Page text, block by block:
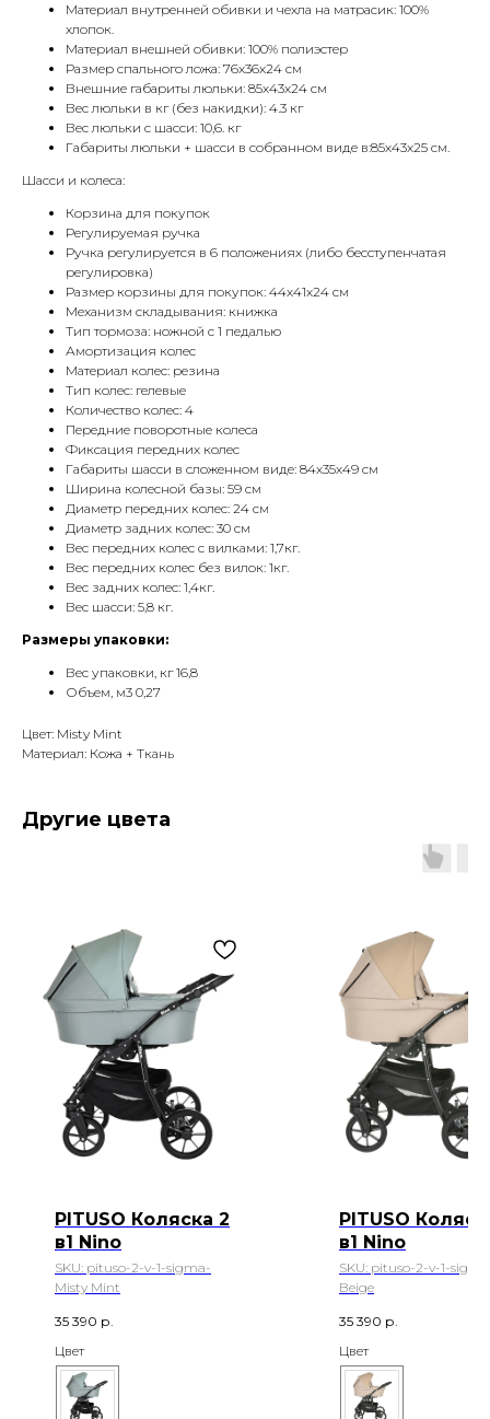
Материал внутренней обивки и чехла на матрасик: 100%
хлопок.
Материал внешней обивки: 100% полиэстер
Размер спального ложа: 76х36х24 см
Внешние габариты люльки: 85х43х24 см
Вес люльки в кг (без накидки): 4.3 кг
Вес люльки с шасси: 10,6. кг
Габариты люльки + шасси в собранном виде в:85х43х25 см.
Шасси и колеса:
Корзина для покупок
Регулируемая ручка
Ручка регулируется в 6 положениях (либо бесступенчатая
регулировка)
Размер корзины для покупок: 44х41х24 см
Механизм складывания: книжка
Тип тормоза: ножной с 1 педалью
Амортизация колес
Материал колес: резина
Тип колес: гелевые
Количество колес: 4
Передние поворотные колеса
Фиксация передних колес
Габариты шасси в сложенном виде: 84х35х49 см
Ширина колесной базы: 59 см
Диаметр передних колес: 24 см
Диаметр задних колес: 30 см
Вес передних колес с вилками: 1,7кг.
Вес передних колес без вилок: 1кг.
Вес задних колес: 1,4кг.
Вес шасси: 5,8 кг.
Размеры упаковки:
Вес упаковки, кг 16,8
Объем, м3 0,27
Цвет: Misty Mint
Материал: Кожа + Ткань
Другие цвета
PITUSO Коляска 2
в1 Nino
SKU: pituso-2-v-1-sigma-
Misty Mint
35 390 р.
Цвет
PITUSO
в1 Nino
SKU: pituso-2-v-1-
Beige
35 390 р.
Цвет